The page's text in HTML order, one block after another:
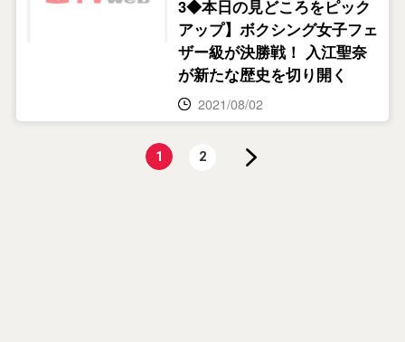
3◆本日の見どころをピック
アップ】ボクシング女子フェ
ザー級が決勝戦！ 入江聖奈
が新たな歴史を切り開く
2021/08/02
1 2